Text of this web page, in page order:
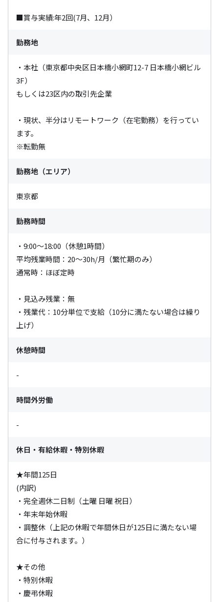
■賞与実績:年2回(7月、12月）
勤務地
・本社（東京都中央区日本橋小網町12-7 日本橋小網ビル
3F）
もしくは23区内の取引先企業
・現状、半分はリモートワーク（在宅勤務）を行ってい
ます。
※転勤無
勤務地（エリア）
東京都
勤務時間
・9:00～18:00（休憩1時間）
平均残業時間：20～30h/月（繁忙期のみ）
通常時：ほぼ定時
・見込み残業：無
・残業代：10分単位で支給（10分に満たない場合は繰り
上げ）
休憩時間
-
時間外労働
-
休日・有給休暇・特別休暇
★年間125日
(内訳)
・完全週休二日制（土曜 日曜 祝日）
・年末年始休暇
・調整休（上記の休暇で年間休日が125日に満たない場
合に付与されます。）
★その他
・特別休暇
・慶弔休暇